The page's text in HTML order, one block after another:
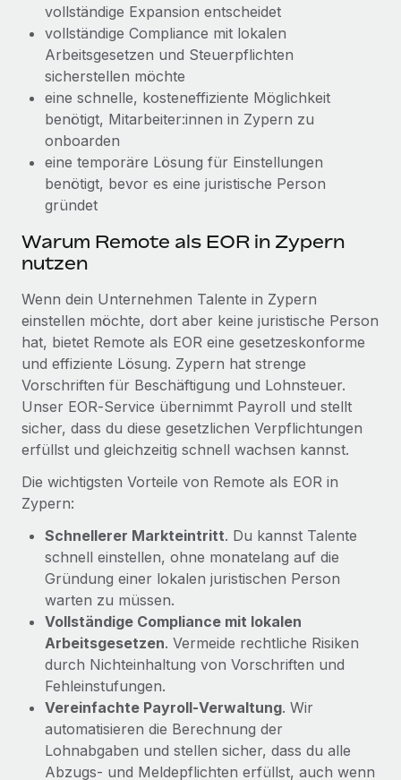
Plus
Auch im neuen Jahr wollen wir bei Remote Unternehmen
aller Größen dabei unterstützen, die beste...
Mehr erfahren
Wie Phiture 55 Mitarbeiter:innen in 19 Ländern
mit Remote verwaltet
Phiture ist der unumstrittene Marktführer im Bereich der
Mehr erfahren
vollständige Expansion entscheidet
vollständige Compliance mit lokalen
Arbeitsgesetzen und Steuerpflichten
sicherstellen möchte
eine schnelle, kosteneffiziente Möglichkeit
benötigt, Mitarbeiter:innen in Zypern zu
onboarden
eine temporäre Lösung für Einstellungen
benötigt, bevor es eine juristische Person
gründet
Warum Remote als EOR in Zypern
nutzen
Wenn dein Unternehmen Talente in Zypern
einstellen möchte, dort aber keine juristische Person
hat, bietet Remote als EOR eine gesetzeskonforme
und effiziente Lösung. Zypern hat strenge
Vorschriften für Beschäftigung und Lohnsteuer.
Unser EOR‑Service übernimmt Payroll und stellt
sicher, dass du diese gesetzlichen Verpflichtungen
erfüllst und gleichzeitig schnell wachsen kannst.
Die wichtigsten Vorteile von Remote als EOR in
Zypern:
Schnellerer Markteintritt. Du kannst Talente
schnell einstellen, ohne monatelang auf die
Gründung einer lokalen juristischen Person
warten zu müssen.
Vollständige Compliance mit lokalen
Arbeitsgesetzen. Vermeide rechtliche Risiken
durch Nichteinhaltung von Vorschriften und
Fehleinstufungen.
Vereinfachte Payroll‑Verwaltung. Wir
automatisieren die Berechnung der
Lohnabgaben und stellen sicher, dass du alle
Abzugs‑ und Meldepflichten erfüllst, auch wenn